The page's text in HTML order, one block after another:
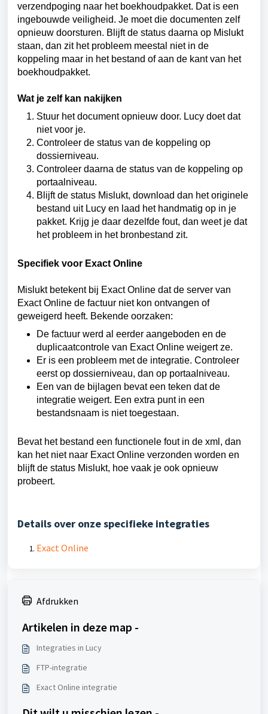
verzendpoging naar het boekhoudpakket. Dat is een
ingebouwde veiligheid. Je moet die documenten zelf
opnieuw doorsturen. Blijft de status daarna op Mislukt
staan, dan zit het probleem meestal niet in de
koppeling maar in het bestand of aan de kant van het
boekhoudpakket.
Wat je zelf kan nakijken
Stuur het document opnieuw door. Lucy doet dat
niet voor je.
Controleer de status van de koppeling op
dossierniveau.
Controleer daarna de status van de koppeling op
portaalniveau.
Blijft de status Mislukt, download dan het originele
bestand uit Lucy en laad het handmatig op in je
pakket. Krijg je daar dezelfde fout, dan weet je dat
het probleem in het bronbestand zit.
Specifiek voor Exact Online
Mislukt betekent bij Exact Online dat de server van
Exact Online de factuur niet kon ontvangen of
geweigerd heeft. Bekende oorzaken:
De factuur werd al eerder aangeboden en de
duplicaatcontrole van Exact Online weigert ze.
Er is een probleem met de integratie. Controleer
eerst op dossierniveau, dan op portaalniveau.
Een van de bijlagen bevat een teken dat de
integratie weigert. Een extra punt in een
bestandsnaam is niet toegestaan.
Bevat het bestand een functionele fout in de xml, dan
kan het niet naar Exact Online verzonden worden en
blijft de status Mislukt, hoe vaak je ook opnieuw
probeert.
Details over onze specifieke integraties
Exact Online
Afdrukken
Artikelen in deze map -
Integraties in Lucy
FTP-integratie
Exact Online integratie